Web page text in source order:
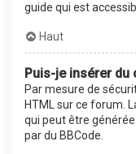
guide qui est
Haut
Puis-je insérer du
Par mesure de
HTML sur ce forum.
qui peut être
par du BBCode.